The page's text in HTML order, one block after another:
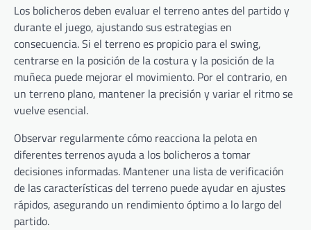
Los bolicheros deben evaluar el terreno antes del partido y
durante el juego, ajustando sus estrategias en
consecuencia. Si el terreno es propicio para el swing,
centrarse en la posición de la costura y la posición de la
muñeca puede mejorar el movimiento. Por el contrario, en
un terreno plano, mantener la precisión y variar el ritmo se
vuelve esencial.
Observar regularmente cómo reacciona la pelota en
diferentes terrenos ayuda a los bolicheros a tomar
decisiones informadas. Mantener una lista de verificación
de las características del terreno puede ayudar en ajustes
rápidos, asegurando un rendimiento óptimo a lo largo del
partido.